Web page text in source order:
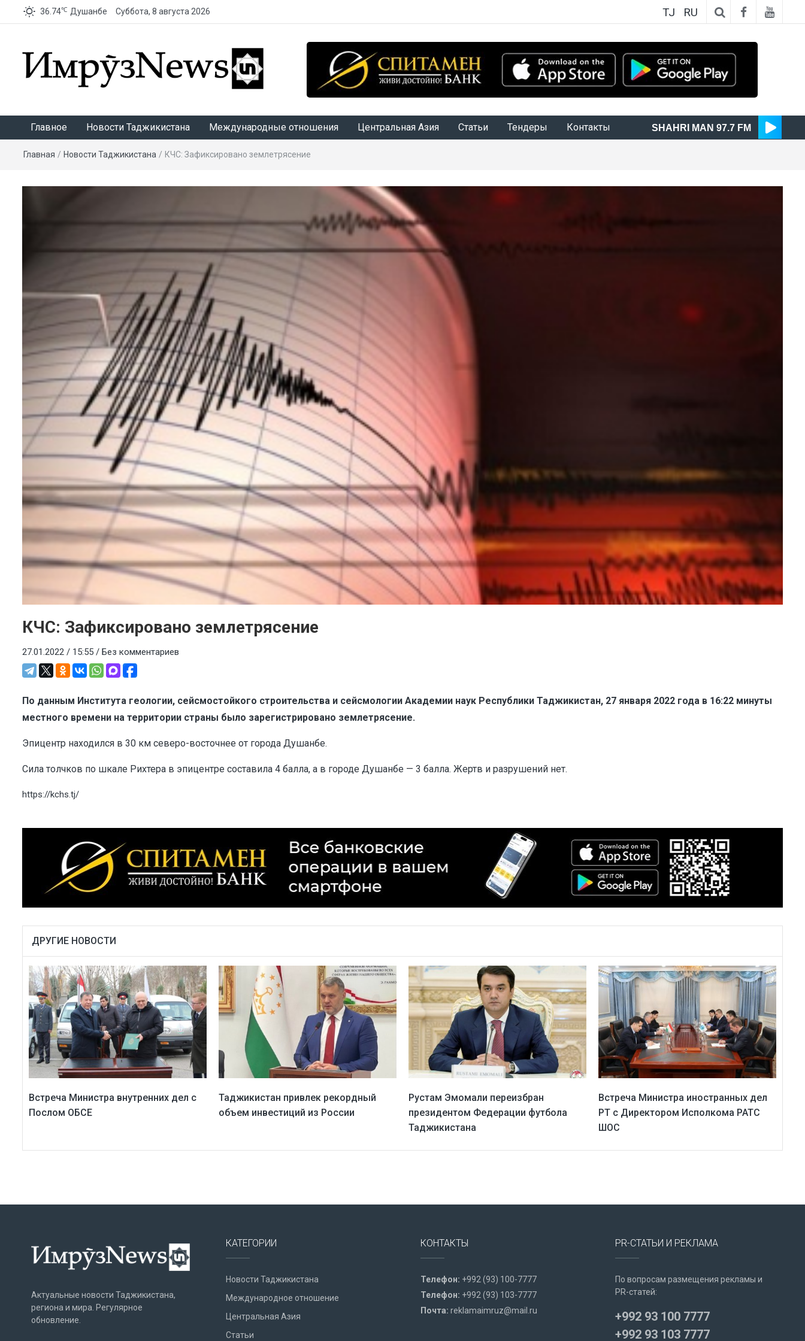
36.74℃ Душанбе Суббота, 8 августа 2026 TJ RU
Главное Новости Таджикистана Международные отношения Центральная Азия Статьи Тендеры Контакты SHAHRI MAN 97.7 FM
Главная / Новости Таджикистана / КЧС: Зафиксировано землетрясение
КЧС: Зафиксировано землетрясение
27.01.2022 / 15:55 / Без комментариев
По данным Института геологии, сейсмостойкого строительства и сейсмологии Академии наук Республики Таджикистан, 27 января 2022 года в 16:22 минуты
местного времени на территории страны было зарегистрировано землетрясение.
Эпицентр находился в 30 км северо-восточнее от города Душанбе.
Сила толчков по шкале Рихтера в эпицентре составила 4 балла, а в городе Душанбе — 3 балла. Жертв и разрушений нет.
https://kchs.tj/
ДРУГИЕ НОВОСТИ
Встреча Министра внутренних дел с
Послом ОБСЕ
Таджикистан привлек рекордный
объем инвестиций из России
Рустам Эмомали переизбран
президентом Федерации футбола
Таджикистана
Встреча Министра иностранных дел
РТ с Директором Исполкома РАТС
ШОС
Актуальные новости Таджикистана,
региона и мира. Регулярное
обновление.
КАТЕГОРИИ
Новости Таджикистана
Международное отношение
Центральная Азия
Статьи
КОНТАКТЫ
Телефон: +992 (93) 100-7777
Телефон: +992 (93) 103-7777
Почта: reklamaimruz@mail.ru
PR-СТАТЬИ И РЕКЛАМА
По вопросам размещения рекламы и
PR-статей:
+992 93 100 7777
+992 93 103 7777